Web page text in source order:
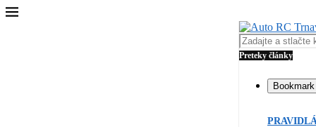
Preteky články
Bookmark